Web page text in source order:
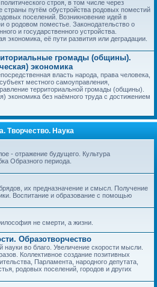
строя, в том числе через
страны путём обустройства родовых поместий
поселений. Возникновение идей в
о родовом поместье. Законодательство о
и государственного устройства.
экономика, её пути развития или деградации.
громады (общины).
экономика
власть народа, права человека,
местного самоуправления,
территориальной громады (общины).
экономика без наёмного труда с достижением
Творчество. Наука
- отражение будущего. Культура
Образного периода.
их предназначение и смысл. Получение
Воспитание и образование с помощью
не смерти, а жизни.
Образотворчество
науки во благо. Увеличение скорости мысли.
Коллективное создание позитивных
Парламента, народного депутата,
родовых поселений, городов и других